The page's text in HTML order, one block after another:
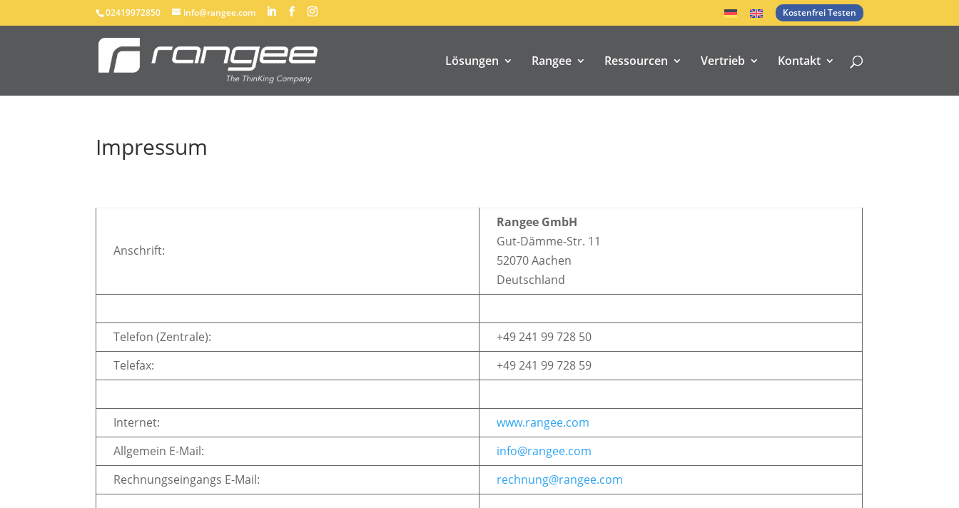
02419972850 info@rangee.com Kostenfrei Testen
Lösungen Rangee Ressourcen Vertrieb Kontakt
Impressum
Anschrift:
Rangee GmbH
Gut-Dämme-Str. 11
52070 Aachen
Deutschland
Telefon (Zentrale):
+49 241 99 728 50
Telefax:
+49 241 99 728 59
Internet:
www.rangee.com
Allgemein E-Mail:
info@rangee.com
Rechnungseingangs E-Mail:
rechnung@rangee.com